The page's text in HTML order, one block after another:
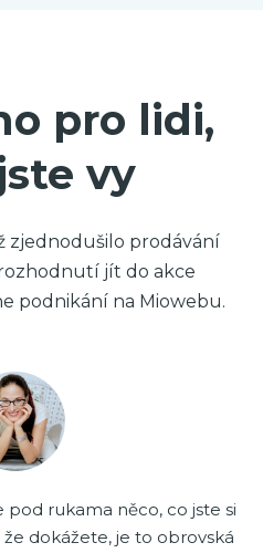
pro lidi,
vy
zjednodušilo prodávání
jít do akce
podnikání na Miowebu.
pod rukama něco, co jste si
dokážete, je to obrovská